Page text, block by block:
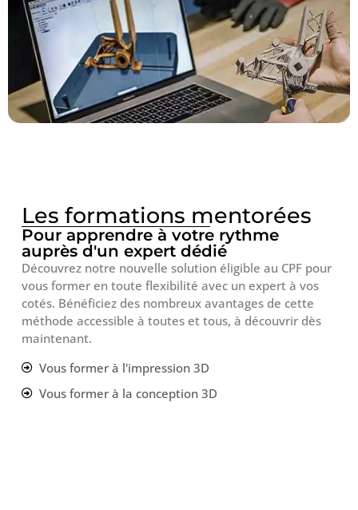
Les formations mentorées
Pour apprendre à votre rythme
auprès d'un expert dédié
Découvrez notre nouvelle solution éligible au CPF pour
vous former en toute flexibilité avec un expert à vos
cotés. Bénéficiez des nombreux avantages de cette
méthode accessible à toutes et tous, à découvrir dès
maintenant.
Vous former à l'impression 3D
Vous former à la conception 3D